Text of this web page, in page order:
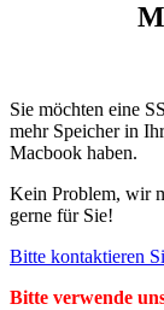
Sie möchten eine
mehr Speicher in
Macbook haben.
Kein Problem, wir
gerne für Sie!
Bitte kontaktieren
Bitte verwende